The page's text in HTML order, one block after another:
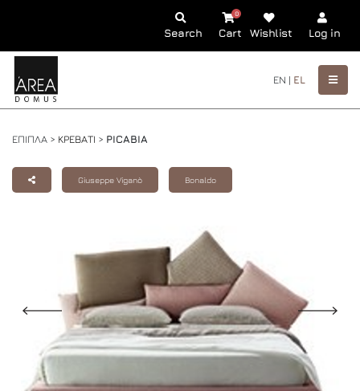
Search Cart
0
Wishlist Log in
EN | EL
ΕΠΙΠΛΑ > ΚΡΕΒΑΤΙ > PICABIA
Giuseppe Viganò Bonaldo